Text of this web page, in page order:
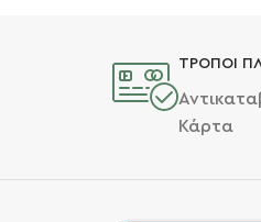
ΤΡΟΠΟΙ
Κάρτα